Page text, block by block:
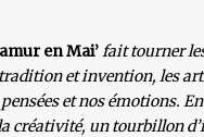
en Mai’fait tourner
et invention, les
et nos émotions.
créativité, un tourbillon